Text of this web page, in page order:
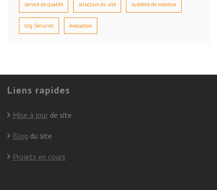
service de qualité structure du site système de notation
Urg Serrurier évaluation
Liens rapides
Mise à jour de site
Blog du site
Projets en cours